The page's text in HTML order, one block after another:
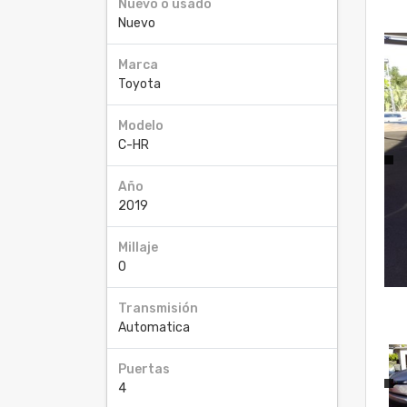
Nuevo o usado
Nuevo
Marca
Toyota
Modelo
C-HR
Año
2019
Millaje
0
Transmisión
Automatica
Puertas
4